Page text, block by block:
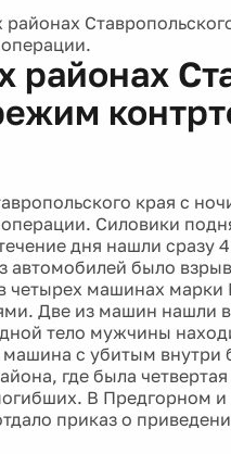
районах
районах
края с
Силовики
дня нашли
автомобилей было
четырех машинах
Две из машин нашли
тело мужчины
с убитым внутри
где была
В Предгорном
приказ о